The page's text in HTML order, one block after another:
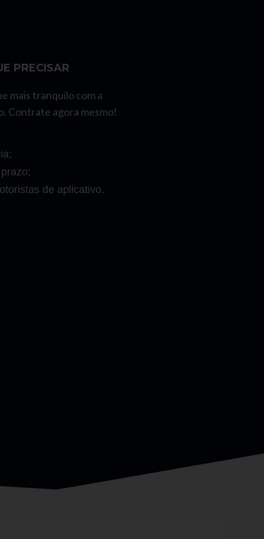
PRECISAR
mais tranquilo com a
Contrate agora mesmo!
de aplicativo.